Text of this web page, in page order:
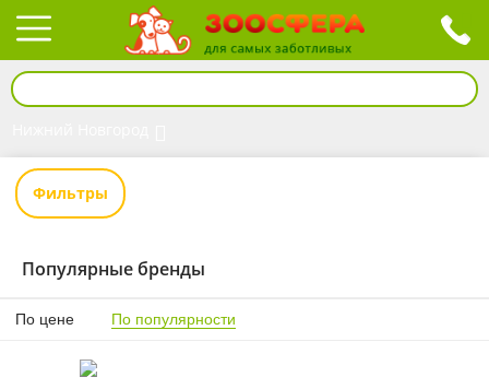
Фильтры
Популярные бренды
По цене По популярности